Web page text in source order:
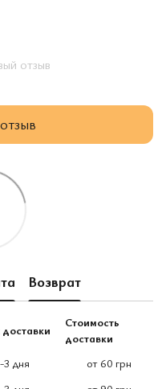
отзыв
Возврат
Стоимость
доставки
3 дня
от 60 грн